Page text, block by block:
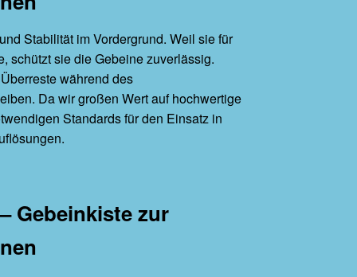
Stabilität im Vordergrund. Weil sie für
schützt sie die Gebeine zuverlässig.
während des
Da wir großen Wert auf hochwertige
Standards für den Einsatz in
Gebeinkiste zur